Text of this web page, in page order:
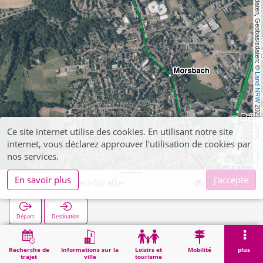
, Kartendaten, Geobasisdaten: ©
Land NRW
2021, Lizenz
dl-de/by-2-0
Recherche de
trajet
Informations sur la
ville
Loisirs et
tourisme
Mobilité plus
Von-Görschen-Straße
Départ Destination
Démarrage Von-Görschen-Straße
Ce site internet utilise des cookies. En utilisant notre site
internet, vous déclarez approuver l'utilisation de cookies par
nos services.
En savoir plus
J'accepte